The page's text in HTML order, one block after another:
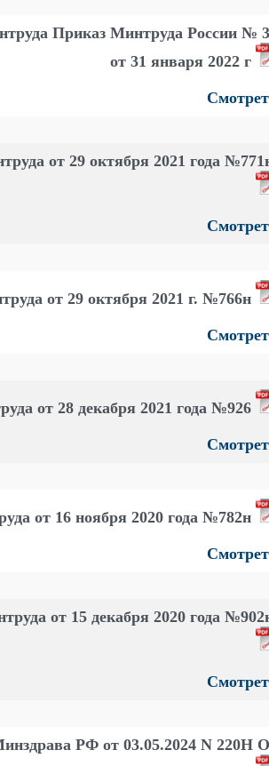
Приказ Минтруда России №
от 31 января 2022 г
от 29 октября 2021 года
от 29 октября 2021 г. №766н
от 28 декабря 2021 года №926
от 16 ноября 2020 года №782н
от 15 декабря 2020 года
РФ от 03.05.2024 N 220Н